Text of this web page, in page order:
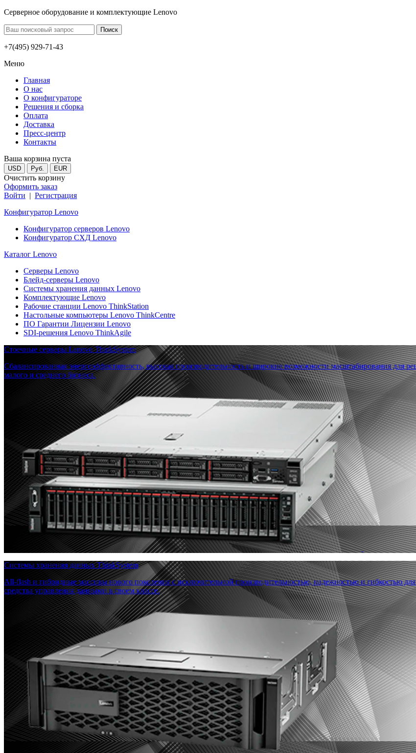
Серверное оборудование и комплектующие Lenovo
+7(495) 929-71-43
Меню
Главная
О нас
О конфигураторе
Решения и сборка
Оплата
Доставка
Пресс-центр
Контакты
Ваша корзина пуста
USD Руб. EUR
Очистить корзину
Оформить заказ
Войти | Регистрация
Конфигуратор Lenovo
Конфигуратор серверов Lenovo
Конфигуратор СХД Lenovo
Каталог Lenovo
Серверы Lenovo
Блейд-серверы Lenovo
Системы хранения данных Lenovo
Комплектующие Lenovo
Рабочие станции Lenovo ThinkStation
Настольные компьютеры Lenovo ThinkCentre
ПО Гарантии Лицензии Lenovo
SDI-решения Lenovo ThinkAgile
Стоечные серверы Lenovo ThinkSystem
Сбалансированная энергоэффективность, высокая производительность и широкие возможности масштабирования для
малого и среднего бизнеса.
Системы хранения данных ThinkSystem
All-flash и гибридные массивы нового поколения с исключительной производительностью, надежностью и гибкостью
средства управления данными в своем классе.